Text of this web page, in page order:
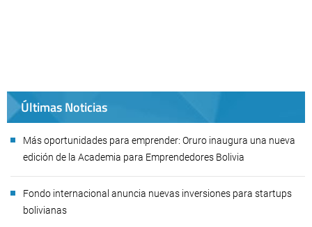
Últimas Noticias
Más oportunidades para emprender: Oruro inaugura una nueva
edición de la Academia para Emprendedores Bolivia
Fondo internacional anuncia nuevas inversiones para startups
bolivianas